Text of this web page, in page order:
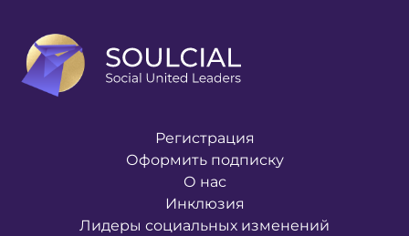
Регистрация
Оформить подписку
О нас
Инклюзия
Лидеры социальных изменений